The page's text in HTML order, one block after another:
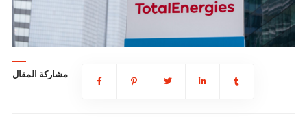
مشاركة المقال